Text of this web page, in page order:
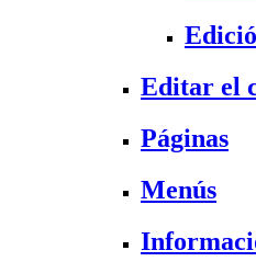
Editar el
Páginas
Menús